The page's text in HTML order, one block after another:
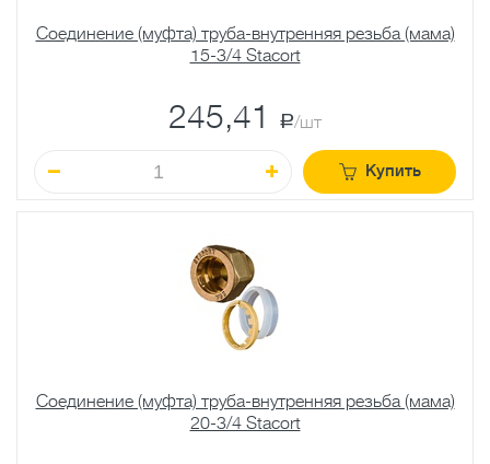
Соединение (муфта) труба-внутренняя резьба (мама)
15-3/4 Stacort
245,41 a/шт
Купить
Соединение (муфта) труба-внутренняя резьба (мама)
20-3/4 Stacort